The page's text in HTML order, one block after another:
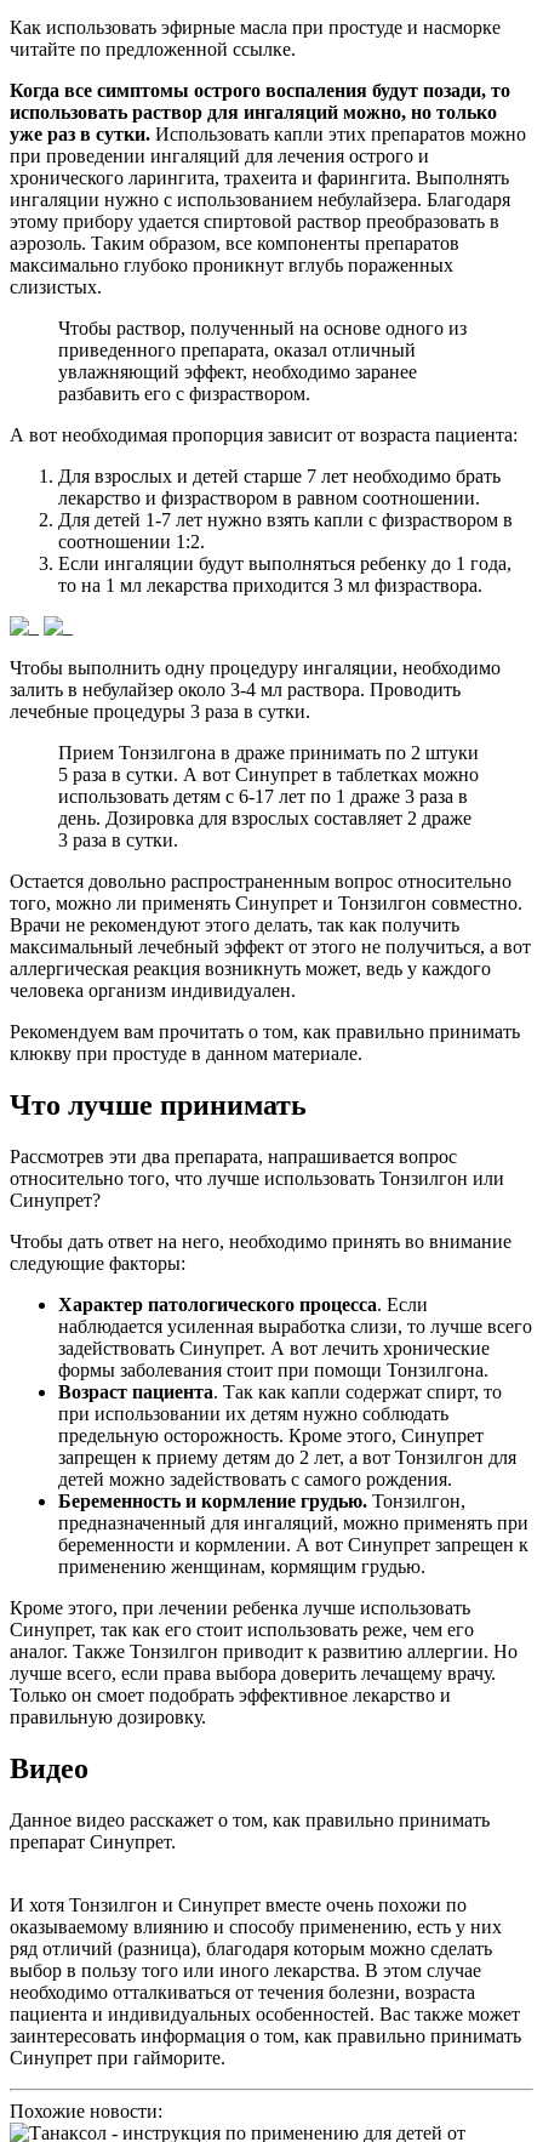
Как использовать эфирные масла при простуде и насморке
читайте по предложенной ссылке.
Когда все симптомы острого воспаления будут позади, то
использовать раствор для ингаляций можно, но только
уже раз в сутки. Использовать капли этих препаратов можно
при проведении ингаляций для лечения острого и
хронического ларингита, трахеита и фарингита. Выполнять
ингаляции нужно с использованием небулайзера. Благодаря
этому прибору удается спиртовой раствор преобразовать в
аэрозоль. Таким образом, все компоненты препаратов
максимально глубоко проникнут вглубь пораженных
слизистых.
Чтобы раствор, полученный на основе одного из
приведенного препарата, оказал отличный
увлажняющий эффект, необходимо заранее
разбавить его с физраствором.
А вот необходимая пропорция зависит от возраста пациента:
Для взрослых и детей старше 7 лет необходимо брать
лекарство и физраствором в равном соотношении.
Для детей 1-7 лет нужно взять капли с физраствором в
соотношении 1:2.
Если ингаляции будут выполняться ребенку до 1 года,
то на 1 мл лекарства приходится 3 мл физраствора.
Чтобы выполнить одну процедуру ингаляции, необходимо
залить в небулайзер около 3-4 мл раствора. Проводить
лечебные процедуры 3 раза в сутки.
Прием Тонзилгона в драже принимать по 2 штуки
5 раза в сутки. А вот Синупрет в таблетках можно
использовать детям с 6-17 лет по 1 драже 3 раза в
день. Дозировка для взрослых составляет 2 драже
3 раза в сутки.
Остается довольно распространенным вопрос относительно
того, можно ли применять Синупрет и Тонзилгон совместно.
Врачи не рекомендуют этого делать, так как получить
максимальный лечебный эффект от этого не получиться, а вот
аллергическая реакция возникнуть может, ведь у каждого
человека организм индивидуален.
Рекомендуем вам прочитать о том, как правильно принимать
клюкву при простуде в данном материале.
Что лучше принимать
Рассмотрев эти два препарата, напрашивается вопрос
относительно того, что лучше использовать Тонзилгон или
Синупрет?
Чтобы дать ответ на него, необходимо принять во внимание
следующие факторы:
Характер патологического процесса. Если
наблюдается усиленная выработка слизи, то лучше всего
задействовать Синупрет. А вот лечить хронические
формы заболевания стоит при помощи Тонзилгона.
Возраст пациента. Так как капли содержат спирт, то
при использовании их детям нужно соблюдать
предельную осторожность. Кроме этого, Синупрет
запрещен к приему детям до 2 лет, а вот Тонзилгон для
детей можно задействовать с самого рождения.
Беременность и кормление грудью. Тонзилгон,
предназначенный для ингаляций, можно применять при
беременности и кормлении. А вот Синупрет запрещен к
применению женщинам, кормящим грудью.
Кроме этого, при лечении ребенка лучше использовать
Синупрет, так как его стоит использовать реже, чем его
аналог. Также Тонзилгон приводит к развитию аллергии. Но
лучше всего, если права выбора доверить лечащему врачу.
Только он смоет подобрать эффективное лекарство и
правильную дозировку.
Видео
Данное видео расскажет о том, как правильно принимать
препарат Синупрет.
И хотя Тонзилгон и Синупрет вместе очень похожи по
оказываемому влиянию и способу применению, есть у них
ряд отличий (разница), благодаря которым можно сделать
выбор в пользу того или иного лекарства. В этом случае
необходимо отталкиваться от течения болезни, возраста
пациента и индивидуальных особенностей. Вас также может
заинтересовать информация о том, как правильно принимать
Синупрет при гайморите.
Похожие новости: